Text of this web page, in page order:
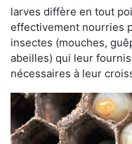
larves diffère en tout
effectivement nourries
insectes (mouches,
abeilles) qui leur
nécessaires à leur